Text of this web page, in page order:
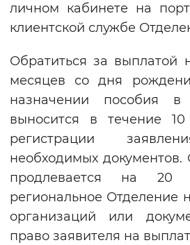
личном кабинете на
клиентской службе
Обратиться за выплатой
месяцев со дня
назначении пособия
выносится в течение
регистрации
необходимых
продлевается на 20
региональное Отделение
организаций или
право заявителя на